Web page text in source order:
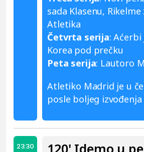
sada Klasenu,
Atletika
Četvrta serija:
Korea pod prečku
Peta serija: Lautoro
Atletiko Madrid je u
posle boljeg izvođenja
23:30